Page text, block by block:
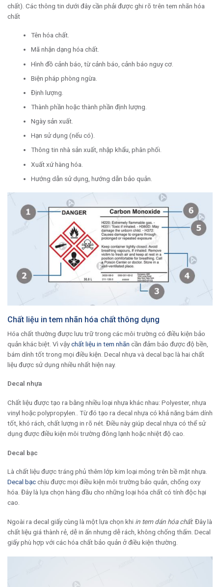
chất). Các thông tin dưới đây cần phải được ghi rõ trên tem nhãn hóa
chất
Tên hóa chất.
Mã nhận dạng hóa chất.
Hình đồ cảnh báo, từ cảnh báo, cảnh báo nguy cơ.
Biện pháp phòng ngừa.
Định lượng.
Thành phần hoặc thành phần định lượng.
Ngày sản xuất.
Hạn sử dụng (nếu có).
Thông tin nhà sản xuất, nhập khẩu, phân phối.
Xuất xứ hàng hóa.
Hướng dẫn sử dụng, hướng dẫn bảo quản.
Chất liệu in tem nhãn hóa chất thông dụng
Hóa chất thường được lưu trữ trong các môi trường có điều kiện bảo
quản khác biệt. Vì vậychất liệu in tem nhãn cần đảm bảo được độ bền,
bám dính tốt trong mọi điều kiện. Decal nhựa và decal bạc là hai chất
liệu được sử dụng nhiều nhất hiện nay.
Decal nhựa
Chất liệu được tạo ra bằng nhiều loại nhựa khác nhau: Polyester, nhựa
vinyl hoặc polypropylen.. Từ đó tạo ra decal nhựa có khả năng bám dính
tốt, khó rách, chất lượng in rõ nét. Điều này giúp decal nhựa có thể sử
dụng được điều kiện môi trường đông lạnh hoặc nhiệt độ cao.
Decal bạc
Là chất liệu được tráng phủ thêm lớp kim loại mỏng trên bề mặt nhựa.
Decal bạcchịu được mọi điều kiện môi trường bảo quản, chống oxy
hóa. Đây là lựa chọn hàng đầu cho những loại hóa chất có tính độc hại
cao.
Ngoài ra decal giấy cùng là một lựa chọn khi in tem dán hóa chất. Đây là
chất liệu giá thành rẻ, dễ in ấn nhưng dễ rách, không chống thấm. Decal
giấy phù hợp với các hóa chất bảo quản ở điều kiện thường.